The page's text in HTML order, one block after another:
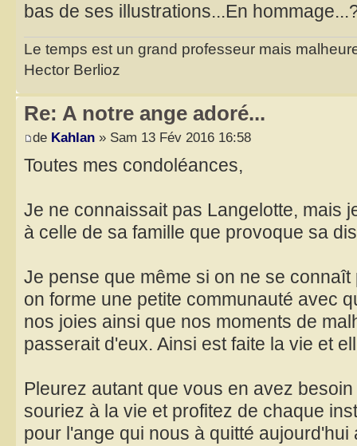
bas de ses illustrations...En
Le temps est un grand professeur mais
Hector Berlioz
Re: A notre ange adoré...
de Kahlan » Sam 13 Fév 2016 16:58
Toutes mes condoléances,
Je ne connaissait pas Langelotte, mais
à celle de sa famille que provoque sa
Je pense que même si on ne se
on forme une petite communauté avec
nos joies ainsi que nos moments de
passerait d'eux. Ainsi est faite la vie et
Pleurez autant que vous en avez
souriez à la vie et profitez de chaque
pour l'ange qui nous à quitté